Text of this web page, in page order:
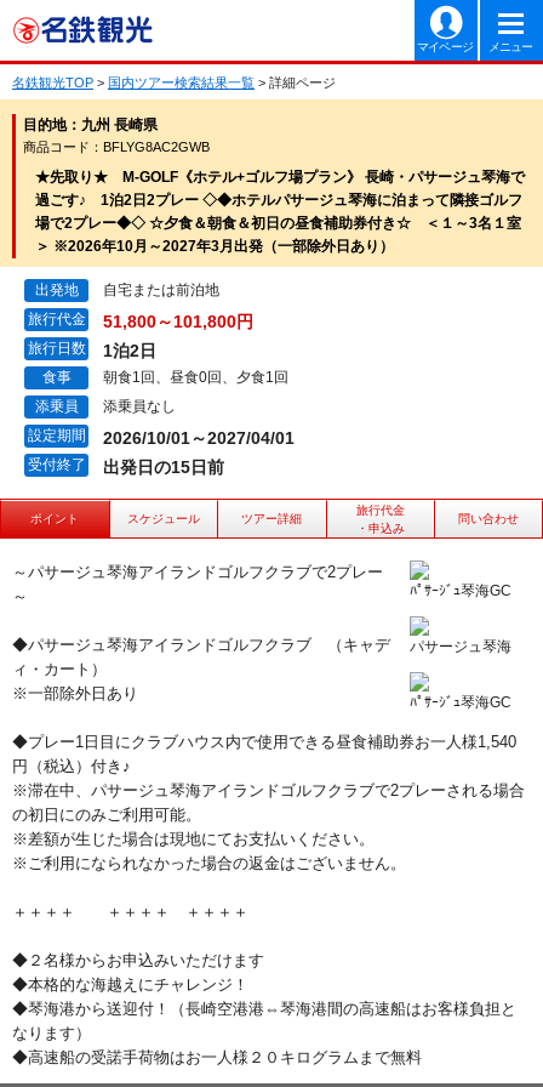
マイページ メニュー
名鉄観光TOP > 国内ツアー検索結果一覧 > 詳細ページ
目的地：九州 長崎県
商品コード：BFLYG8AC2GWB
★先取り★ M-GOLF《ホテル+ゴルフ場プラン》 長崎・パサージュ琴海で
過ごす♪ 1泊2日2プレー ◇◆ホテルパサージュ琴海に泊まって隣接ゴルフ
場で2プレー◆◇ ☆夕食＆朝食＆初日の昼食補助券付き☆ ＜１～3名１室
＞ ※2026年10月～2027年3月出発（一部除外日あり）
出発地
自宅または前泊地
旅行代金
51,800～101,800円
旅行日数 1泊2日
食事
朝食1回、昼食0回、夕食1回
添乗員
添乗員なし
設定期間
2026/10/01～2027/04/01
受付終了 出発日の15日前
ポイント スケジュール ツアー詳細
旅行代金
・申込み
問い合わせ
ﾊﾟｻｰｼﾞｭ琴海GC
パサージュ琴海
ﾊﾟｻｰｼﾞｭ琴海GC
～パサージュ琴海アイランドゴルフクラブで2プレー
～
◆パサージュ琴海アイランドゴルフクラブ （キャデ
ィ・カート）
※一部除外日あり
◆プレー1日目にクラブハウス内で使用できる昼食補助券お一人様1,540
円（税込）付き♪
※滞在中、パサージュ琴海アイランドゴルフクラブで2プレーされる場合
の初日にのみご利用可能。
※差額が生じた場合は現地にてお支払いください。
※ご利用になられなかった場合の返金はございません。
＋＋＋＋ ＋＋＋＋ ＋＋＋＋
◆２名様からお申込みいただけます
◆本格的な海越えにチャレンジ！
◆琴海港から送迎付！（長崎空港港⇔琴海港間の高速船はお客様負担と
なります）
◆高速船の受諾手荷物はお一人様２０キログラムまで無料